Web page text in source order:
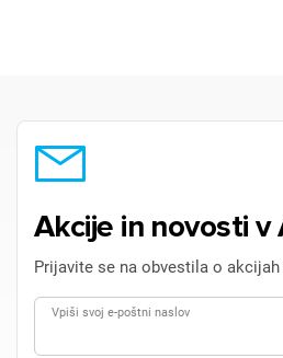
Akcije in novosti v
Prijavite se na obvestila o
Vpiši svoj e-poštni naslov